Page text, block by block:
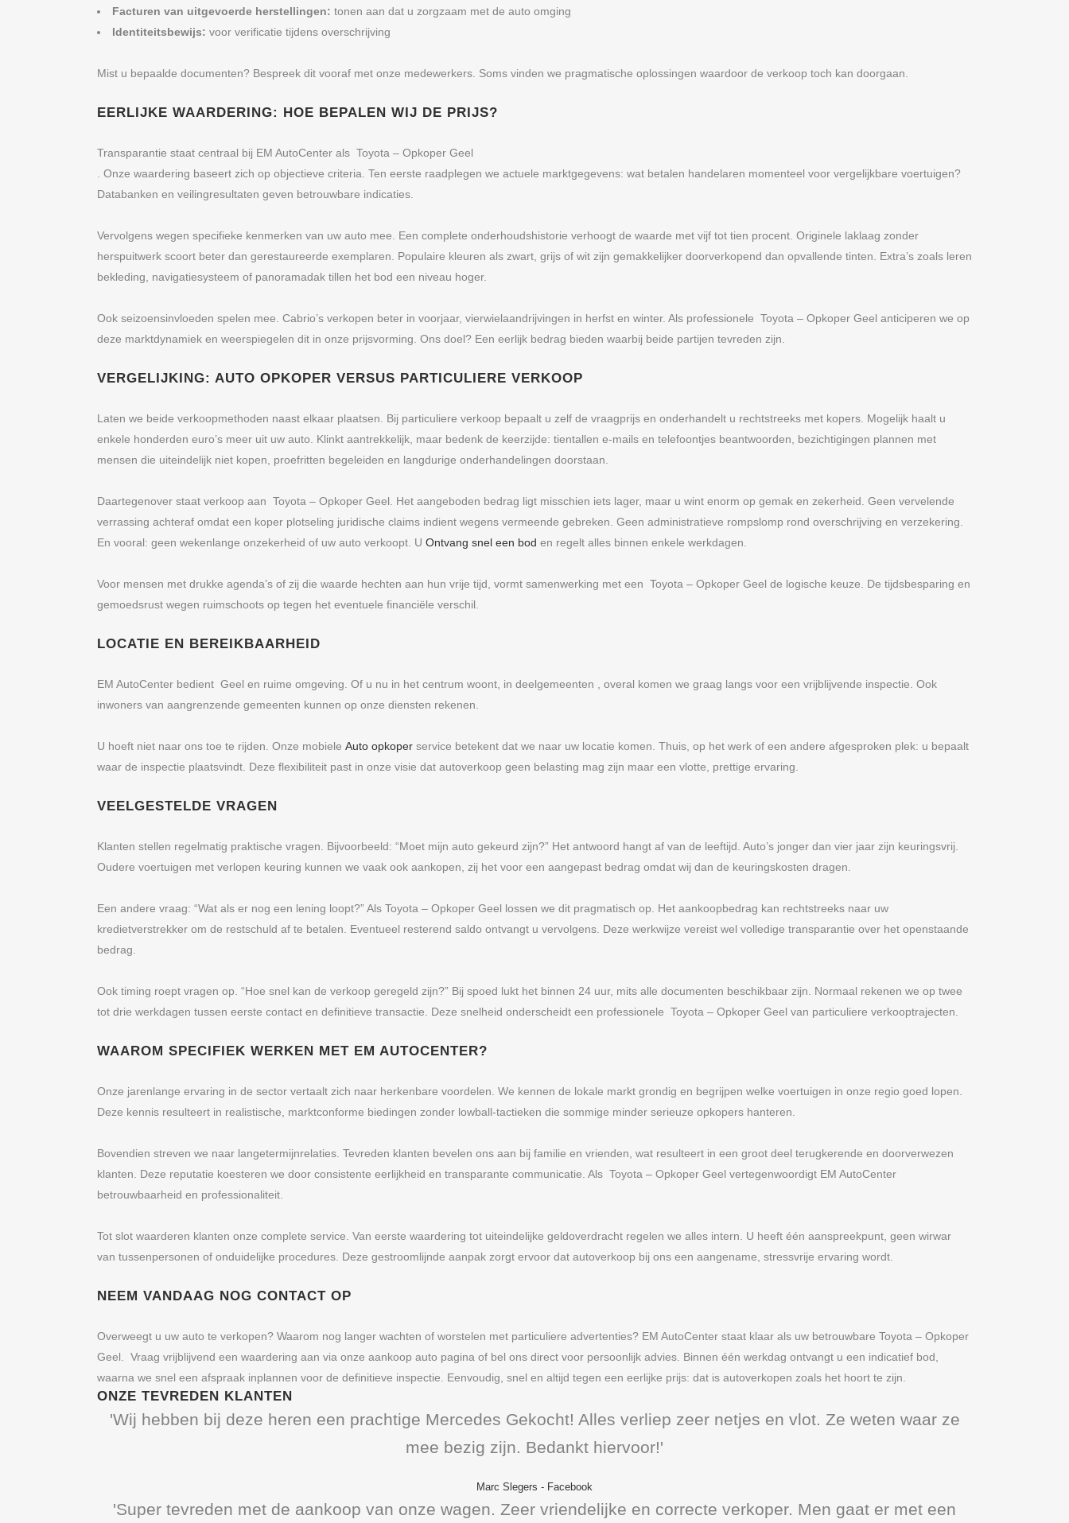
Facturen van uitgevoerde herstellingen: tonen aan dat u zorgzaam met de auto omging
Identiteitsbewijs: voor verificatie tijdens overschrijving
Mist u bepaalde documenten? Bespreek dit vooraf met onze medewerkers. Soms vinden we pragmatische oplossingen waardoor de verkoop toch kan doorgaan.
EERLIJKE WAARDERING: HOE BEPALEN WIJ DE PRIJS?
Transparantie staat centraal bij EM AutoCenter als Toyota – Opkoper Geel
. Onze waardering baseert zich op objectieve criteria. Ten eerste raadplegen we actuele marktgegevens: wat betalen handelaren momenteel voor vergelijkbare voertuigen?
Databanken en veilingresultaten geven betrouwbare indicaties.
Vervolgens wegen specifieke kenmerken van uw auto mee. Een complete onderhoudshistorie verhoogt de waarde met vijf tot tien procent. Originele laklaag zonder
herspuitwerk scoort beter dan gerestaureerde exemplaren. Populaire kleuren als zwart, grijs of wit zijn gemakkelijker doorverkopend dan opvallende tinten. Extra’s zoals leren
bekleding, navigatiesysteem of panoramadak tillen het bod een niveau hoger.
Ook seizoensinvloeden spelen mee. Cabrio’s verkopen beter in voorjaar, vierwielaandrijvingen in herfst en winter. Als professionele Toyota – Opkoper Geel anticiperen we op
deze marktdynamiek en weerspiegelen dit in onze prijsvorming. Ons doel? Een eerlijk bedrag bieden waarbij beide partijen tevreden zijn.
VERGELIJKING: AUTO OPKOPER VERSUS PARTICULIERE VERKOOP
Laten we beide verkoopmethoden naast elkaar plaatsen. Bij particuliere verkoop bepaalt u zelf de vraagprijs en onderhandelt u rechtstreeks met kopers. Mogelijk haalt u
enkele honderden euro’s meer uit uw auto. Klinkt aantrekkelijk, maar bedenk de keerzijde: tientallen e-mails en telefoontjes beantwoorden, bezichtigingen plannen met
mensen die uiteindelijk niet kopen, proefritten begeleiden en langdurige onderhandelingen doorstaan.
Daartegenover staat verkoop aan Toyota – Opkoper Geel. Het aangeboden bedrag ligt misschien iets lager, maar u wint enorm op gemak en zekerheid. Geen vervelende
verrassing achteraf omdat een koper plotseling juridische claims indient wegens vermeende gebreken. Geen administratieve rompslomp rond overschrijving en verzekering.
En vooral: geen wekenlange onzekerheid of uw auto verkoopt. U Ontvang snel een bod en regelt alles binnen enkele werkdagen.
Voor mensen met drukke agenda’s of zij die waarde hechten aan hun vrije tijd, vormt samenwerking met een Toyota – Opkoper Geel de logische keuze. De tijdsbesparing en
gemoedsrust wegen ruimschoots op tegen het eventuele financiële verschil.
LOCATIE EN BEREIKBAARHEID
EM AutoCenter bedient Geel en ruime omgeving. Of u nu in het centrum woont, in deelgemeenten , overal komen we graag langs voor een vrijblijvende inspectie. Ook
inwoners van aangrenzende gemeenten kunnen op onze diensten rekenen.
U hoeft niet naar ons toe te rijden. Onze mobiele Auto opkoper service betekent dat we naar uw locatie komen. Thuis, op het werk of een andere afgesproken plek: u bepaalt
waar de inspectie plaatsvindt. Deze flexibiliteit past in onze visie dat autoverkoop geen belasting mag zijn maar een vlotte, prettige ervaring.
VEELGESTELDE VRAGEN
Klanten stellen regelmatig praktische vragen. Bijvoorbeeld: “Moet mijn auto gekeurd zijn?” Het antwoord hangt af van de leeftijd. Auto’s jonger dan vier jaar zijn keuringsvrij.
Oudere voertuigen met verlopen keuring kunnen we vaak ook aankopen, zij het voor een aangepast bedrag omdat wij dan de keuringskosten dragen.
Een andere vraag: “Wat als er nog een lening loopt?” Als Toyota – Opkoper Geel lossen we dit pragmatisch op. Het aankoopbedrag kan rechtstreeks naar uw
kredietverstrekker om de restschuld af te betalen. Eventueel resterend saldo ontvangt u vervolgens. Deze werkwijze vereist wel volledige transparantie over het openstaande
bedrag.
Ook timing roept vragen op. “Hoe snel kan de verkoop geregeld zijn?” Bij spoed lukt het binnen 24 uur, mits alle documenten beschikbaar zijn. Normaal rekenen we op twee
tot drie werkdagen tussen eerste contact en definitieve transactie. Deze snelheid onderscheidt een professionele Toyota – Opkoper Geel van particuliere verkooptrajecten.
WAAROM SPECIFIEK WERKEN MET EM AUTOCENTER?
Onze jarenlange ervaring in de sector vertaalt zich naar herkenbare voordelen. We kennen de lokale markt grondig en begrijpen welke voertuigen in onze regio goed lopen.
Deze kennis resulteert in realistische, marktconforme biedingen zonder lowball-tactieken die sommige minder serieuze opkopers hanteren.
Bovendien streven we naar langetermijnrelaties. Tevreden klanten bevelen ons aan bij familie en vrienden, wat resulteert in een groot deel terugkerende en doorverwezen
klanten. Deze reputatie koesteren we door consistente eerlijkheid en transparante communicatie. Als Toyota – Opkoper Geel vertegenwoordigt EM AutoCenter
betrouwbaarheid en professionaliteit.
Tot slot waarderen klanten onze complete service. Van eerste waardering tot uiteindelijke geldoverdracht regelen we alles intern. U heeft één aanspreekpunt, geen wirwar
van tussenpersonen of onduidelijke procedures. Deze gestroomlijnde aanpak zorgt ervoor dat autoverkoop bij ons een aangename, stressvrije ervaring wordt.
NEEM VANDAAG NOG CONTACT OP
Overweegt u uw auto te verkopen? Waarom nog langer wachten of worstelen met particuliere advertenties? EM AutoCenter staat klaar als uw betrouwbare Toyota – Opkoper
Geel. Vraag vrijblijvend een waardering aan via onze aankoop auto pagina of bel ons direct voor persoonlijk advies. Binnen één werkdag ontvangt u een indicatief bod,
waarna we snel een afspraak inplannen voor de definitieve inspectie. Eenvoudig, snel en altijd tegen een eerlijke prijs: dat is autoverkopen zoals het hoort te zijn.
ONZE TEVREDEN KLANTEN
'Wij hebben bij deze heren een prachtige Mercedes Gekocht! Alles verliep zeer netjes en vlot. Ze weten waar ze
mee bezig zijn. Bedankt hiervoor!'
Marc Slegers - Facebook
'Super tevreden met de aankoop van onze wagen. Zeer vriendelijke en correcte verkoper. Men gaat er met een